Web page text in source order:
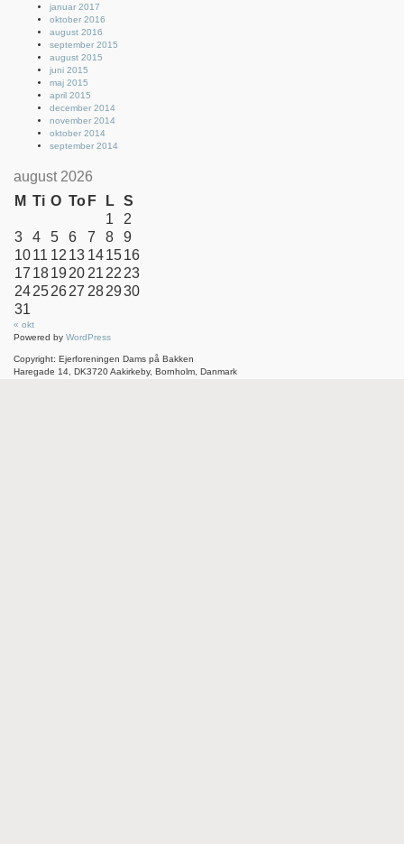
januar 2017
oktober 2016
august 2016
september 2015
august 2015
juni 2015
maj 2015
april 2015
december 2014
november 2014
oktober 2014
september 2014
august 2026
M Ti O To F L S
1
2
3
4 5 6 7 8
9
1011 12 13 141516
17 181920 21 22 23
24252627 282930
31
« okt
Powered by WordPress
Copyright: Ejerforeningen Dams på Bakken
Haregade 14, DK3720 Aakirkeby, Bornholm, Danmark